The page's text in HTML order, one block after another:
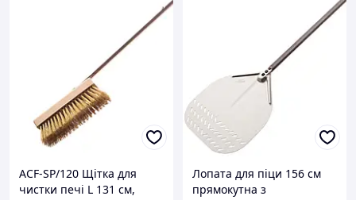
ACF-SP/120 Щітка для
чистки печі L 131 см,
Лопата для піци 156 см
прямокутна з